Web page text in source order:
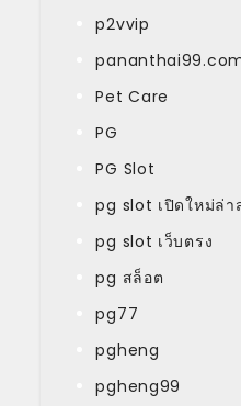
p2vvip
Pet Care
PG
PG Slot
pg slot เปิดใหม่ล่า
pg slot เว็บตรง
pg สล็อต
pg77
pgheng
pgheng99